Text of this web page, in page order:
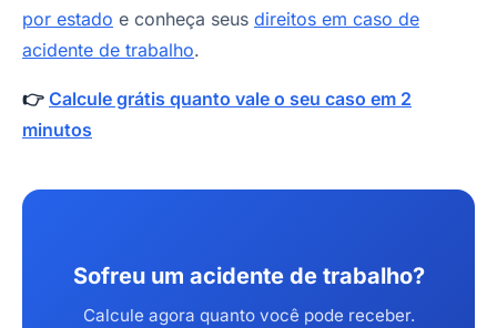
por estado e conheça seus direitos em caso de
acidente de trabalho.
👉 Calcule grátis quanto vale o seu caso em 2
minutos
Sofreu um acidente de trabalho?
Calcule agora quanto você pode receber.